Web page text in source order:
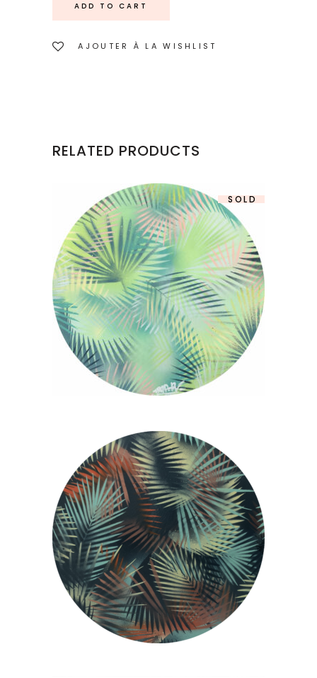
ADD TO CART
AJOUTER À LA WISHLIST
RELATED PRODUCTS
SOLD
“FRESH POINT” VI – PAPIER
“FRESH POINT” IV
300,00€